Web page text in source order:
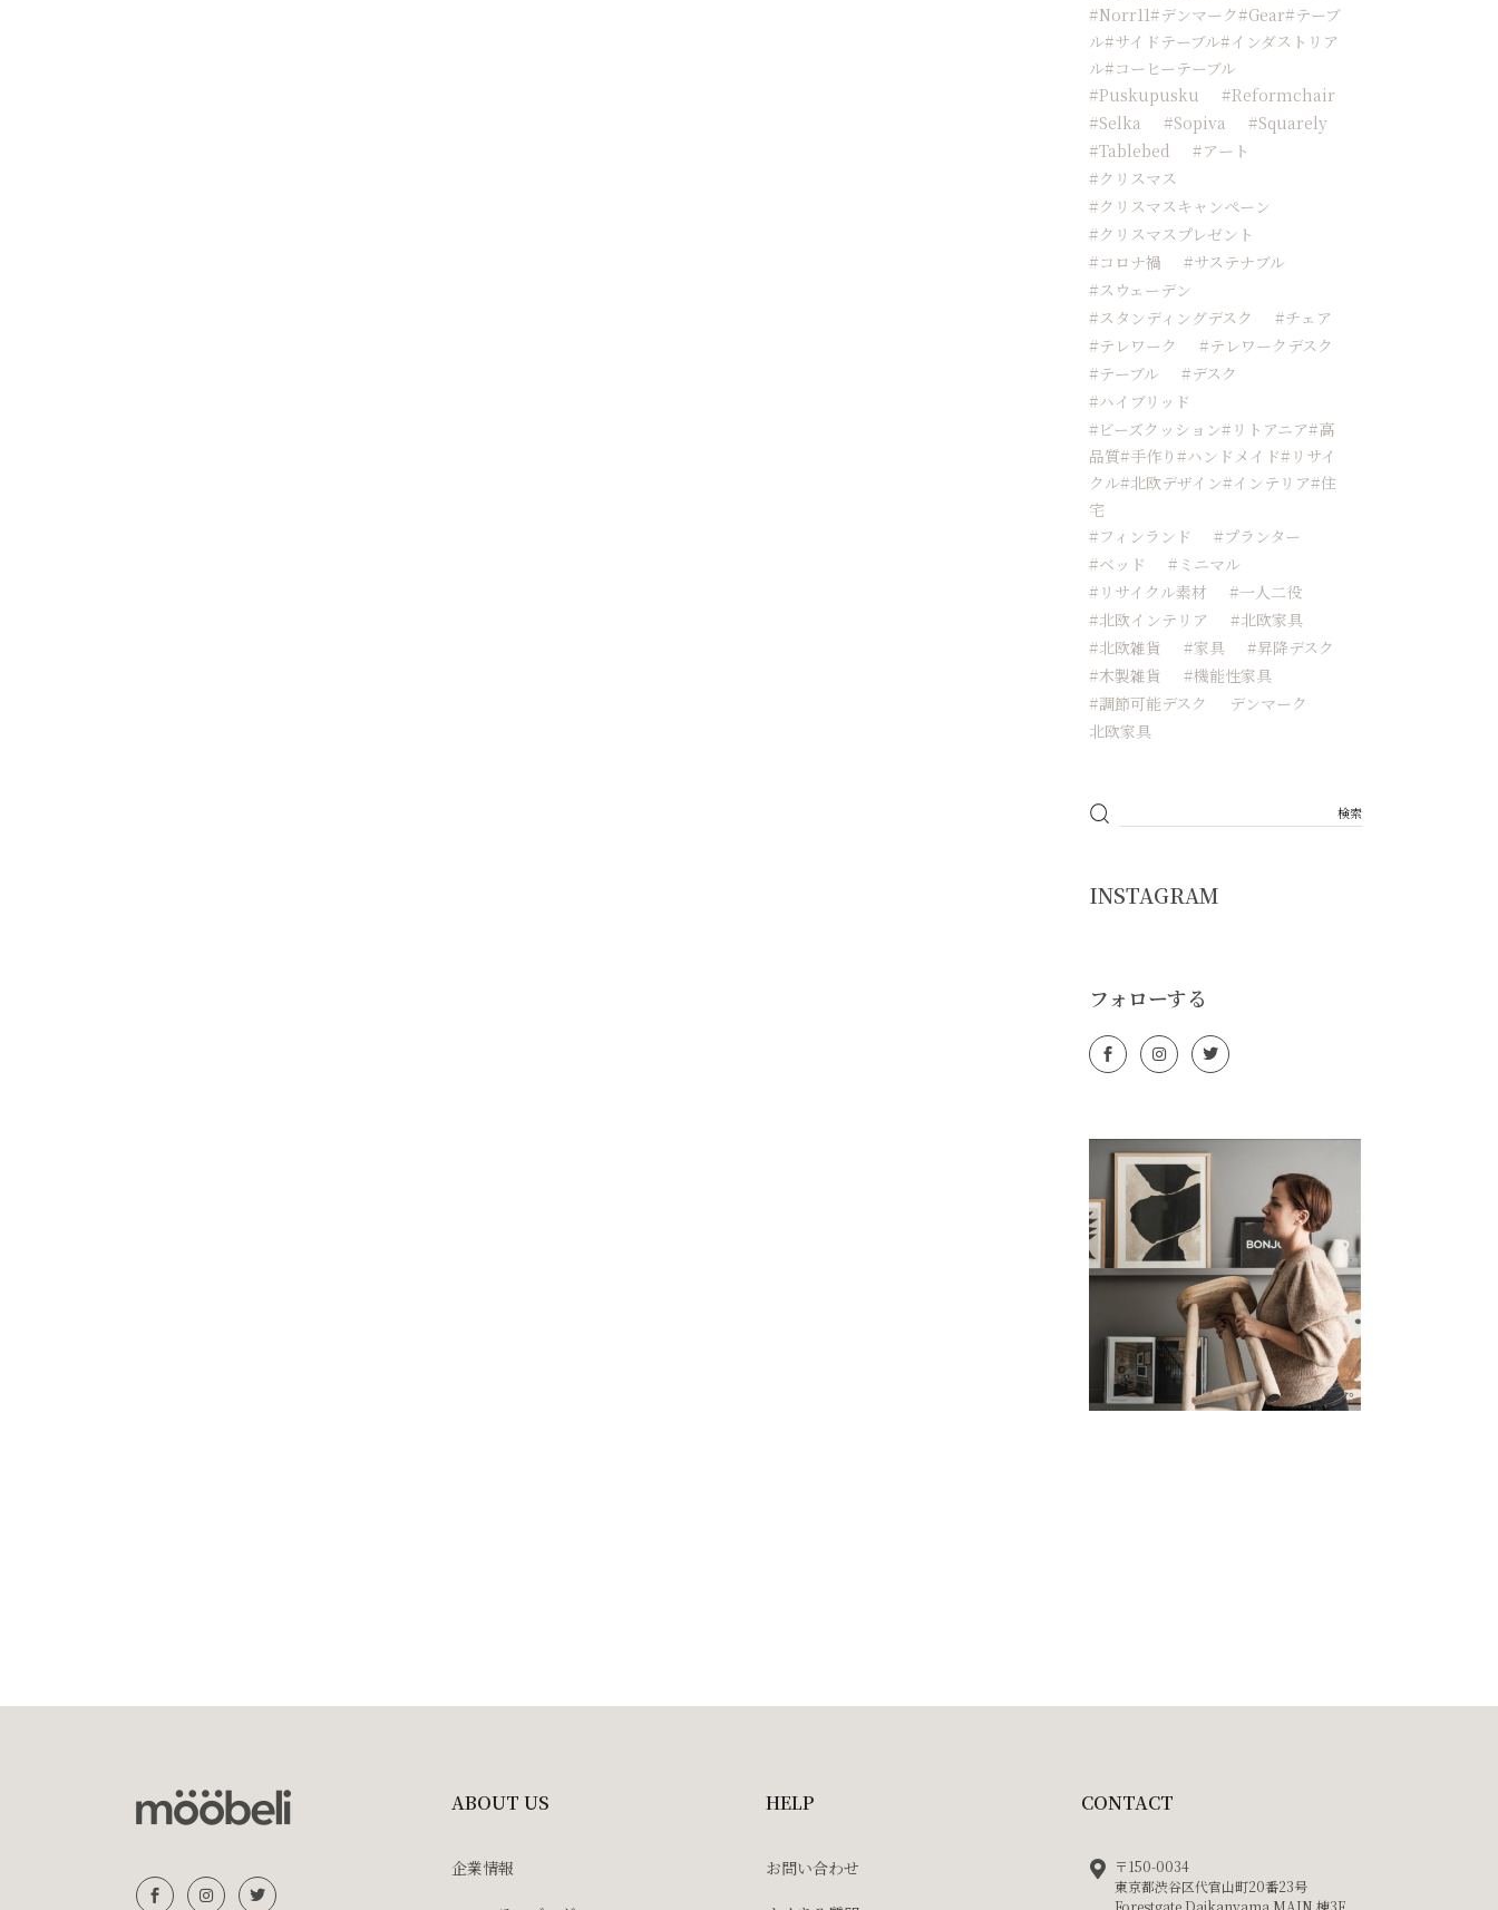
#norr11#デンマーク#Gear#テーブ
ル#サイドテーブル#インダストリア
ル#コーヒーテーブル
#Puskupusku
#reformchair
#Selka
#sopiva
#squarely
#tablebed
#アート
#クリスマス
#クリスマスキャンペーン
#クリスマスプレゼント
#コロナ禍
#サステナブル
#スウェーデン
#スタンディングデスク
#チェア
#テレワーク
#テレワークデスク
#テーブル
#デスク
#ハイブリッド
#ビーズクッション#リトアニア#高
品質#手作り#ハンドメイド#リサイ
クル#北欧デザイン#インテリア#住
宅
#フィンランド
#プランター
#ベッド
#ミニマル
#リサイクル素材
#一人二役
#北欧インテリア
#北欧家具
#北欧雑貨
#家具
#昇降デスク
#木製雑貨
#機能性家具
#調節可能デスク
デンマーク
北欧家具
INSTAGRAM
フォローする
ABOUT US
企業情報
HELP
お問い合わせ
CONTACT
〒150-0034
東京都渋谷区代官山町20番23号
Forestgate Daikanyama MAIN 棟3F